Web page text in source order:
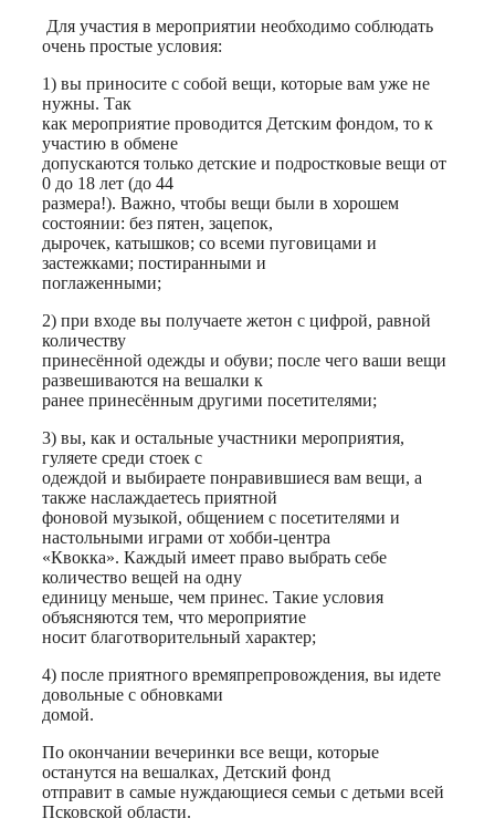
Для участия в мероприятии необходимо соблюдать
очень простые условия:
1)​ вы приносите с собой вещи, которые вам уже не
нужны. Так
как мероприятие проводится Детским фондом, то к
участию в обмене
допускаются только детские и подростковые вещи от
0 до 18 лет (до 44
размера!). Важно, чтобы вещи были в хорошем
состоянии: без пятен, зацепок,
дырочек, катышков; со всеми пуговицами и
застежками; постиранными и
поглаженными;
2)​ при входе вы получаете жетон с цифрой, равной
количеству
принесённой одежды и обуви; после чего ваши вещи
развешиваются на вешалки к
ранее принесённым другими посетителями;
3)​ вы, как и остальные участники мероприятия,
гуляете среди стоек с
одеждой и выбираете понравившиеся вам вещи, а
также наслаждаетесь приятной
фоновой музыкой, общением с посетителями и
настольными играми от хобби-центра
«Квокка». Каждый имеет право выбрать себе
количество вещей на одну
единицу меньше, чем принес. Такие условия
объясняются тем, что мероприятие
носит благотворительный характер;
4)​ после приятного времяпрепровождения, вы идете
довольные с обновками
домой.
По окончании вечеринки все вещи, которые
останутся на вешалках, Детский фонд
отправит в самые нуждающиеся семьи с детьми всей
Псковской области.